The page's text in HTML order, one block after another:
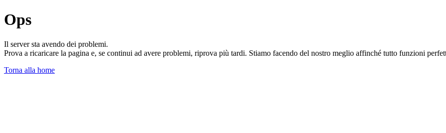
Ops
Il server sta avendo dei problemi.
Prova a ricaricare la pagina e, se continui ad avere problemi, riprova più tardi. Stiamo facendo del nostro meglio affinché tutto funzioni
Torna alla home